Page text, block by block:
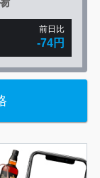
前日比
-74円